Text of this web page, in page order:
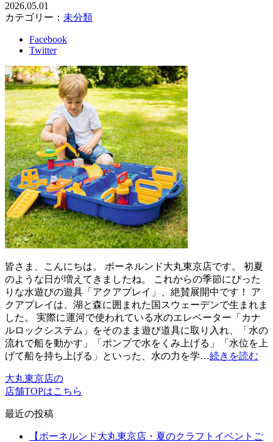
2026.05.01
カテゴリー： 未分類
Facebook
Twitter
皆さま、こんにちは。 ボーネルンド大丸東京店です。 初夏
のような日が増えてきましたね。 これからの季節にぴった
りな水遊びの遊具「アクアプレイ」、絶賛展開中です！ ア
クアプレイは、湖と森に囲まれた国スウェーデンで生まれま
した。 実際に運河で使われている水のエレベーター「カナ
ルロックシステム」をそのまま遊び道具に取り入れ、「水の
流れで船を動かす」「ポンプで水をくみ上げる」「水位を上
げて船を持ち上げる」といった、水の力を学…続きを読む
大丸東京店の
店舗TOPはこちら
最近の投稿
【ボーネルンド大丸東京店・夏のクラフトイベントご